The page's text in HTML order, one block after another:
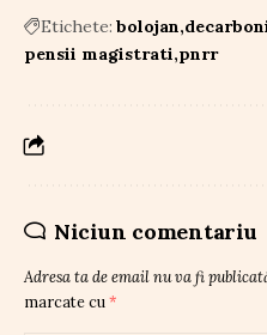
Etichete: bolojan
pensii magistrati pnrr
Niciun comentariu
Adresa ta de email nu va fi
marcate cu *